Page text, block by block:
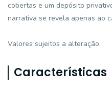
cobertas e um depósito
narrativa se revela apenas ao
Valores sujeitos a alteração.
Características